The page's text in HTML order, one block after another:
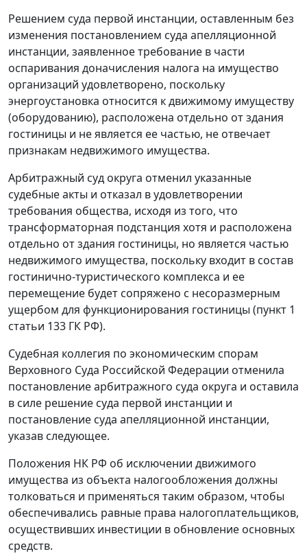
Решением суда первой инстанции, оставленным без
изменения постановлением суда апелляционной
инстанции, заявленное требование в части
оспаривания доначисления налога на имущество
организаций удовлетворено, поскольку
энергоустановка относится к движимому имуществу
(оборудованию), расположена отдельно от здания
гостиницы и не является ее частью, не отвечает
признакам недвижимого имущества.
Арбитражный суд округа отменил указанные
судебные акты и отказал в удовлетворении
требования общества, исходя из того, что
трансформаторная подстанция хотя и расположена
отдельно от здания гостиницы, но является частью
недвижимого имущества, поскольку входит в состав
гостинично-туристического комплекса и ее
перемещение будет сопряжено с несоразмерным
ущербом для функционирования гостиницы (пункт 1
статьи 133 ГК РФ).
Судебная коллегия по экономическим спорам
Верховного Суда Российской Федерации отменила
постановление арбитражного суда округа и оставила
в силе решение суда первой инстанции и
постановление суда апелляционной инстанции,
указав следующее.
Положения НК РФ об исключении движимого
имущества из объекта налогообложения должны
толковаться и применяться таким образом, чтобы
обеспечивались равные права налогоплательщиков,
осуществивших инвестиции в обновление основных
средств.